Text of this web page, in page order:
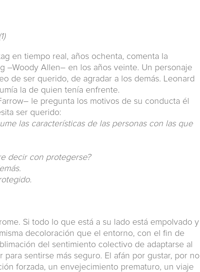
en tiempo real, años ochenta, comenta la
–Woody Allen– en los años veinte. Un personaje
de ser querido, de agradar a los demás. Leonard
la de quien tenía enfrente.
le pregunta los motivos de su conducta él
ser querido:
las características de las personas con las que
decir con protegerse?
Si todo lo que está a su lado está empolvado y
decoloración que el entorno, con el fin de
del sentimiento colectivo de adaptarse al
para sentirse más seguro. El afán por gustar, por no
forzada, un envejecimiento prematuro, un viaje